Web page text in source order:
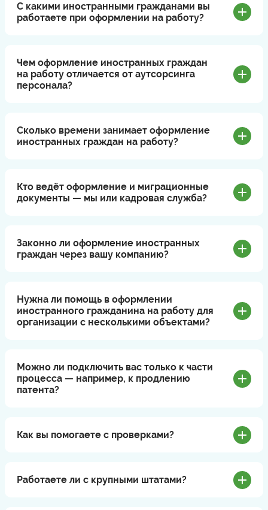
С какими иностранными гражданами вы
работаете при оформлении на работу?
Чем оформление иностранных граждан
на работу отличается от аутсорсинга
персонала?
Сколько времени занимает оформление
иностранных граждан на работу?
Кто ведёт оформление и миграционные
документы — мы или кадровая служба?
Законно ли оформление иностранных
граждан через вашу компанию?
Нужна ли помощь в оформлении
иностранного гражданина на работу для
организации с несколькими объектами?
Можно ли подключить вас только к части
процесса — например, к продлению
патента?
Как вы помогаете с проверками?
Работаете ли с крупными штатами?